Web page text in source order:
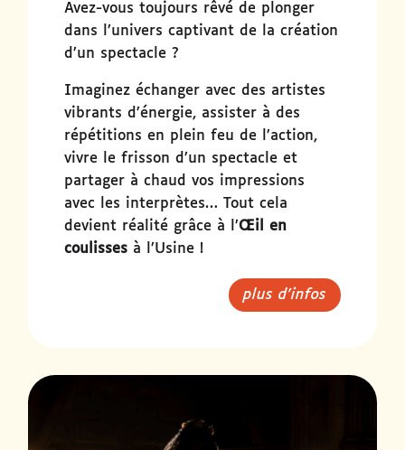
Avez-vous toujours rêvé de plonger
dans l’univers captivant de la création
d’un spectacle ?
Imaginez échanger avec des artistes
vibrants d’énergie, assister à des
répétitions en plein feu de l’action,
vivre le frisson d’un spectacle et
partager à chaud vos impressions
avec les interprètes… Tout cela
devient réalité grâce à l’Œil en
coulisses à l’Usine !
plus d'infos